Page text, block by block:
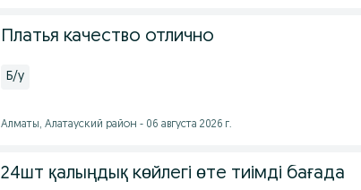
Платья качество отлично
Б/у
Алматы, Алатауский район - 06 августа 2026 г.
24шт қалыңдық көйлегі өте тиімді бағада